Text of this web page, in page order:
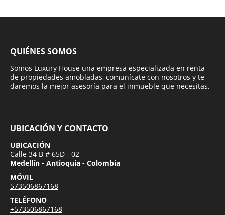
QUIÉNES SOMOS
Somos Luxury House una empresa especializada en renta
de propiedades amobladas, comunícate con nosotros y te
daremos la mejor asesoría para el inmueble que necesitas.
UBICACIÓN Y CONTACTO
UBICACIÓN
Calle 34 B # 65D - 02
Medellín - Antioquia - Colombia
MÓVIL
573506867168
TELÉFONO
+573506867168